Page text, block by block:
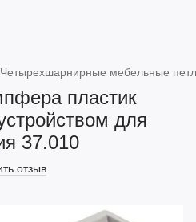
Четырехшарнирные мебельные
пластик
для
37.010
отзыв